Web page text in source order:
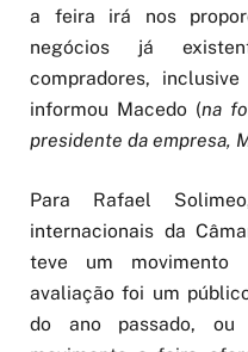
a feira irá nos
negócios já
compradores,
informou Macedo (na
presidente da empresa,
Para Rafael
internacionais da
teve um movimento
avaliação foi um
do ano passado, ou